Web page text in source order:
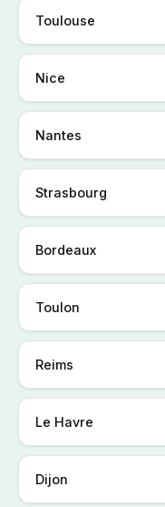
Toulouse
Nice
Nantes
Strasbourg
Bordeaux
Toulon
Reims
Le Havre
Dijon